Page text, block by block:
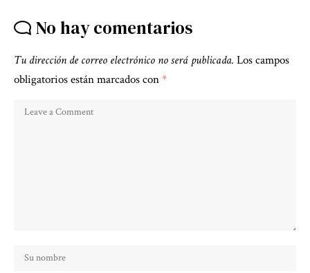
No hay comentarios
Tu dirección de correo electrónico no será publicada. Los campos
obligatorios están marcados con*